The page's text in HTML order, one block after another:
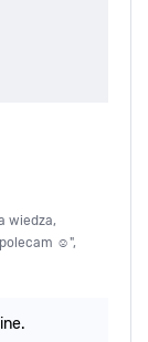
wiedza,
☺️",